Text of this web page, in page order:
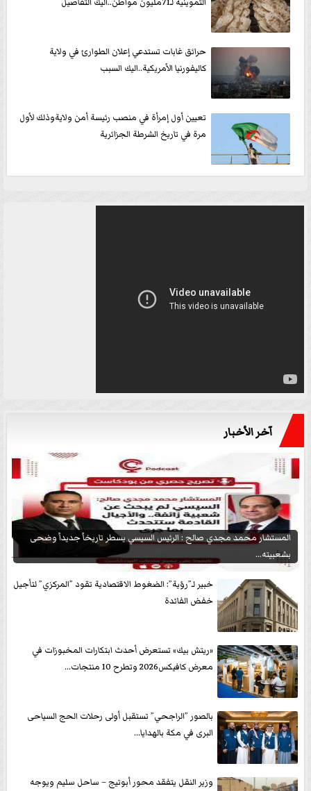
حرائق غابات تستدعي إعلان الطوارئ في ولاية
كاليفورنيا الأمريكية..اليك السبب
تعيين أول إمرأة في منصب رئيسة أمن ولايةوذلك لأول
مرة في تاريخ الشرطة الجزائرية
آخر الأخبار
المستشار محمد مجدي صالح : الرئيس السيسي يسطر تاريخاً جديداً وضحى
بشعبيته...
خبير لـ”رؤية”: الضغوط الاقتصادية تقود ”المركزي” لتأجيل
خفض الفائدة
«ريتش بيك» تستعرض أحدث ابتكارات المخبوزات في
معرض كافيكس2026 وتطرح 10 منتجات...
بالصور ”الراجحي” تستقبل أولى رحلات الحج السياحى
البرى في مكة بالهدايا...
وزير النقل يتفقد محور أبوتيج – ساحل سليم ويوجه